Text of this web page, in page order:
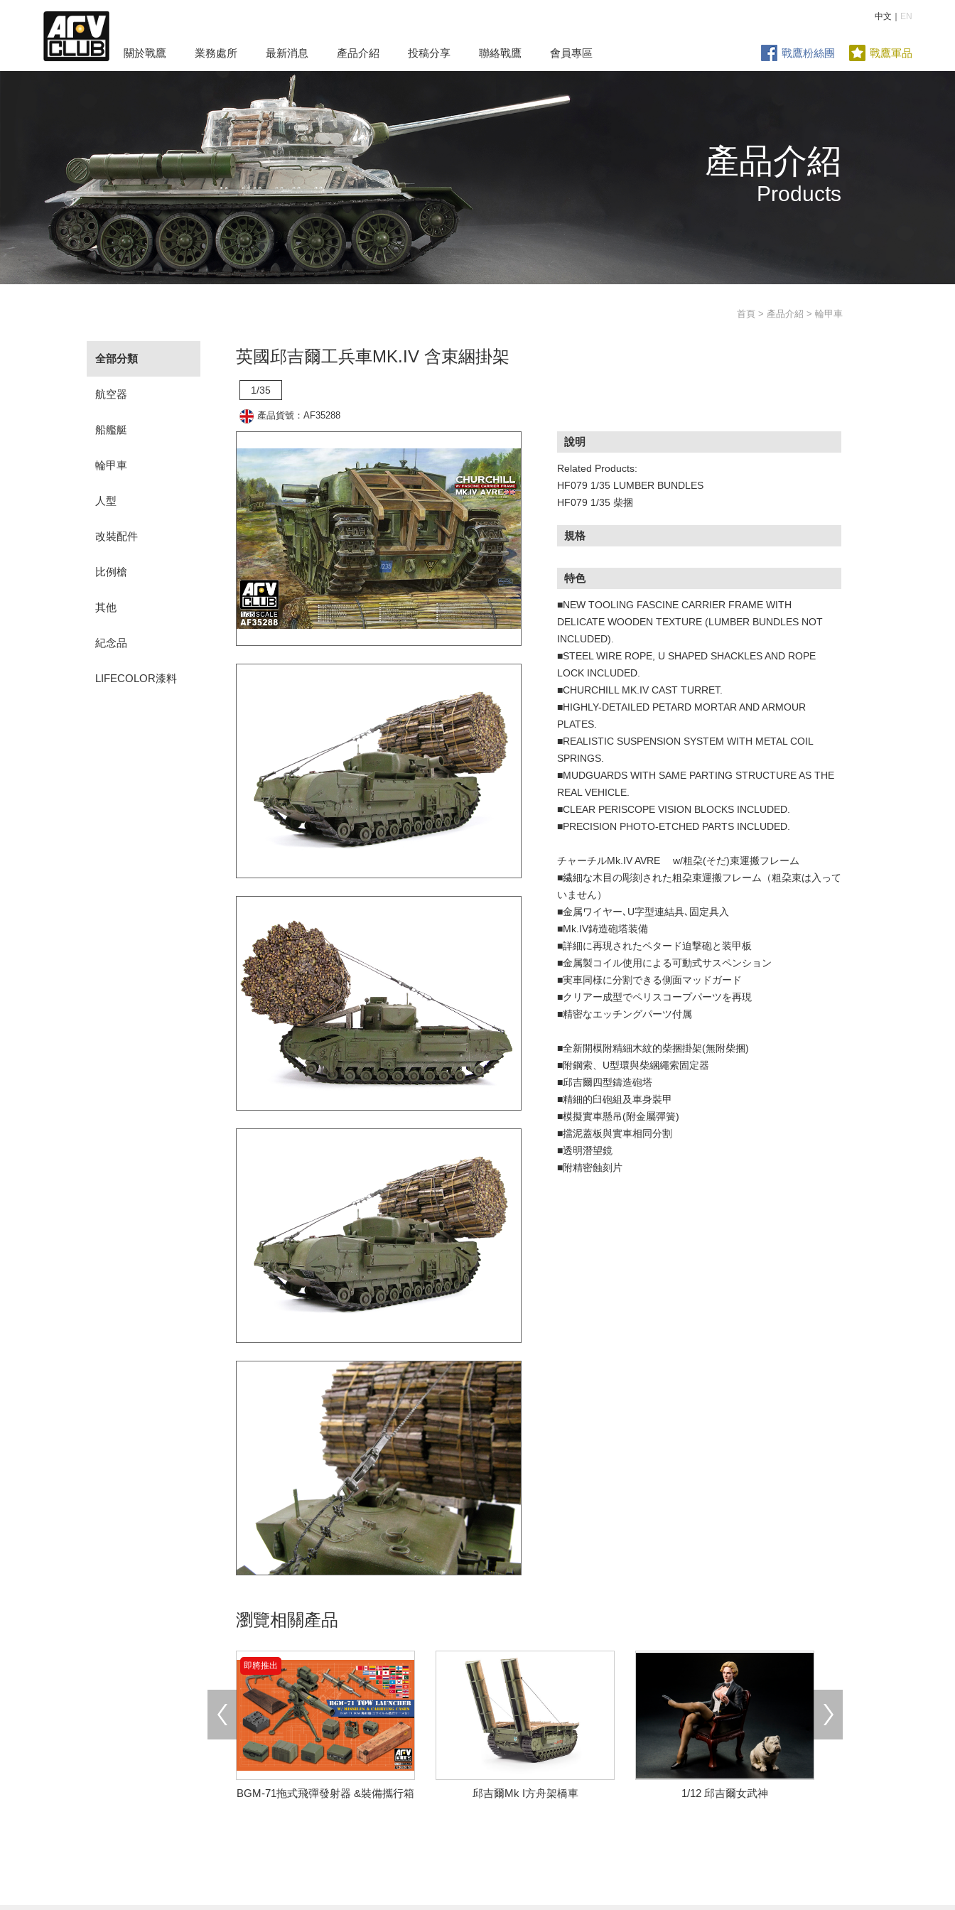
中文｜ EN
關於戰鷹 業務處所 最新消息 產品介紹 投稿分享 聯絡戰鷹 會員專區 戰鷹粉絲團 戰鷹軍品
產品介紹
Products
全部分類
航空器
船艦艇
輪甲車
人型
改裝配件
比例槍
其他
紀念品
LIFECOLOR漆料
首頁 > 產品介紹 > 輪甲車
英國邱吉爾工兵車MK.IV 含束綑掛架
1/35
產品貨號：AF35288
說明
Related Products:
HF079 1/35 LUMBER BUNDLES
HF079 1/35 柴捆
規格
特色
■NEW TOOLING FASCINE CARRIER FRAME WITH
DELICATE WOODEN TEXTURE (LUMBER BUNDLES NOT
INCLUDED).
■STEEL WIRE ROPE, U SHAPED SHACKLES AND ROPE
LOCK INCLUDED.
■CHURCHILL MK.IV CAST TURRET.
■HIGHLY-DETAILED PETARD MORTAR AND ARMOUR
PLATES.
■REALISTIC SUSPENSION SYSTEM WITH METAL COIL
SPRINGS.
■MUDGUARDS WITH SAME PARTING STRUCTURE AS THE
REAL VEHICLE.
■CLEAR PERISCOPE VISION BLOCKS INCLUDED.
■PRECISION PHOTO-ETCHED PARTS INCLUDED.
チャーチルMk.IV AVRE w/粗朶(そだ)束運搬フレーム
■繊細な木目の彫刻された粗朶束運搬フレーム（粗朶束は入って
いません）
■金属ワイヤー､U字型連結具､固定具入
■Mk.IV鋳造砲塔装備
■詳細に再現されたペタード迫撃砲と装甲板
■金属製コイル使用による可動式サスペンション
■実車同様に分割できる側面マッドガード
■クリアー成型でペリスコープパーツを再現
■精密なエッチングパーツ付属
■全新開模附精細木紋的柴捆掛架(無附柴捆)
■附鋼索、U型環與柴綑繩索固定器
■邱吉爾四型鑄造砲塔
■精細的臼砲組及車身裝甲
■模擬實車懸吊(附金屬彈簧)
■擋泥蓋板與實車相同分割
■透明潛望鏡
■附精密蝕刻片
瀏覽相關產品
即將推出
BGM-71拖式飛彈發射器 &裝備攜行箱 邱吉爾Mk I方舟架橋車 1/12 邱吉爾女武神